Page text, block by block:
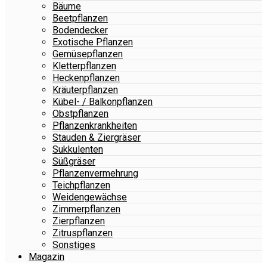
Bäume
Beetpflanzen
Bodendecker
Exotische Pflanzen
Gemüsepflanzen
Kletterpflanzen
Heckenpflanzen
Kräuterpflanzen
Kübel- / Balkonpflanzen
Obstpflanzen
Pflanzenkrankheiten
Stauden & Ziergräser
Sukkulenten
Süßgräser
Pflanzenvermehrung
Teichpflanzen
Weidengewächse
Zimmerpflanzen
Zierpflanzen
Zitruspflanzen
Sonstiges
Magazin